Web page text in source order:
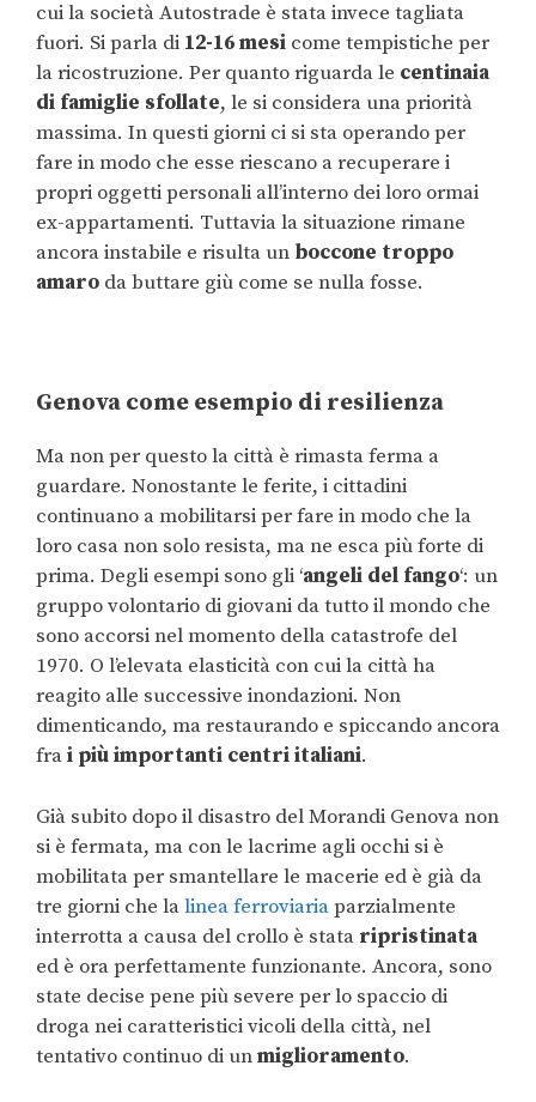
cui la società Autostrade è stata invece tagliata
fuori. Si parla di 12-16 mesi come tempistiche per
la ricostruzione. Per quanto riguarda le centinaia
di famiglie sfollate, le si considera una priorità
massima. In questi giorni ci si sta operando per
fare in modo che esse riescano a recuperare i
propri oggetti personali all’interno dei loro ormai
ex-appartamenti. Tuttavia la situazione rimane
ancora instabile e risulta un boccone troppo
amaro da buttare giù come se nulla fosse.
Genova come esempio di resilienza
Ma non per questo la città è rimasta ferma a
guardare. Nonostante le ferite, i cittadini
continuano a mobilitarsi per fare in modo che la
loro casa non solo resista, ma ne esca più forte di
prima. Degli esempi sono gli ‘angeli del fango‘: un
gruppo volontario di giovani da tutto il mondo che
sono accorsi nel momento della catastrofe del
1970. O l’elevata elasticità con cui la città ha
reagito alle successive inondazioni. Non
dimenticando, ma restaurando e spiccando ancora
frai più importanti centri italiani.
Già subito dopo il disastro del Morandi Genova non
si è fermata, ma con le lacrime agli occhi si è
mobilitata per smantellare le macerie ed è già da
tre giorni che lalinea ferroviariaparzialmente
interrotta a causa del crollo è stata ripristinata
ed è ora perfettamente funzionante. Ancora, sono
state decise pene più severe per lo spaccio di
droga nei caratteristici vicoli della città, nel
tentativo continuo di unmiglioramento.